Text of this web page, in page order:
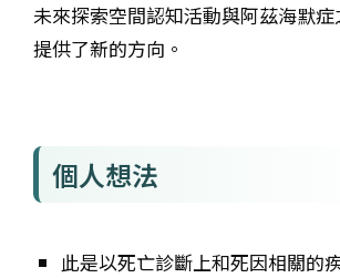
未來探索空間認知活動與阿茲海默
提供了新的方向 。
個人想法
此是以死亡診斷上和死因相關的